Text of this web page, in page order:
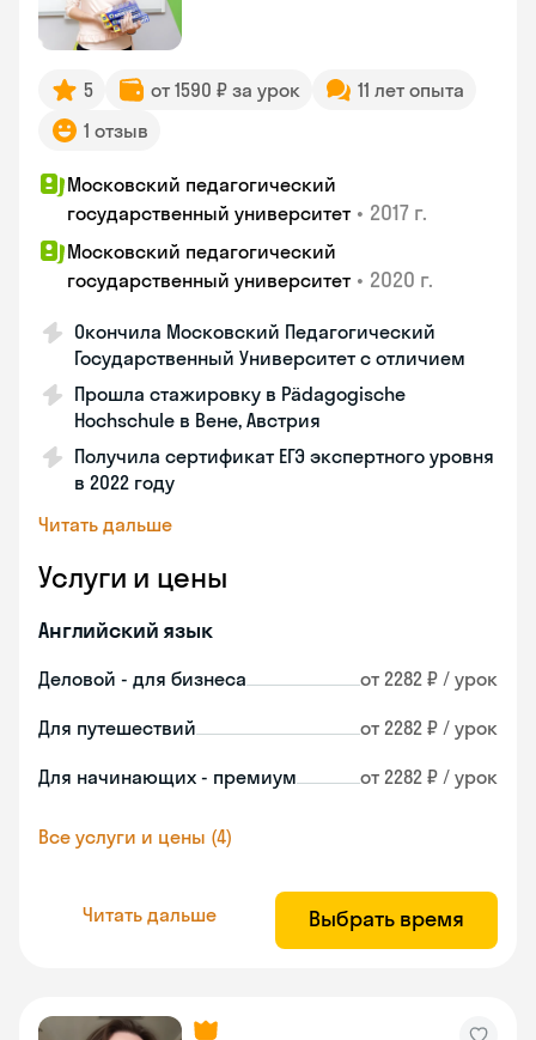
5 от 1590 ₽ за урок
11 лет опыта
1 отзыв
Московский педагогический
государственный университет • 2017 г.
Московский педагогический
государственный университет • 2020 г.
Окончила Московский Педагогический
Государственный Университет с отличием
Прошла стажировку в Pädagogische
Hochschule в Вене, Австрия
Получила сертификат ЕГЭ экспертного уровня
в 2022 году
Читать дальше
Услуги и цены
Английский язык
Деловой - для бизнеса от 2282 ₽ / урок
Для путешествий от 2282 ₽ / урок
Для начинающих - премиум от 2282 ₽ / урок
Все услуги и цены (4)
Читать дальше Выбрать время